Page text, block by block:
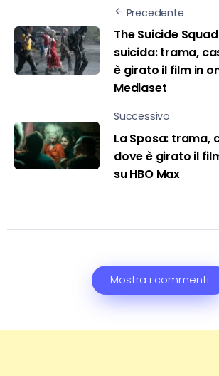
Precedente
The Suicide
suicida: trama,
è girato il film in
Mediaset
Successivo
La Sposa: trama,
dove è girato il
su HBO Max
Mostra i commenti